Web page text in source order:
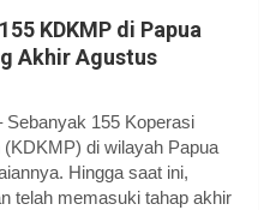
KDKMP di Papua
Akhir Agustus
155 Koperasi
di wilayah Papua
Hingga saat ini,
telah memasuki tahap akhir